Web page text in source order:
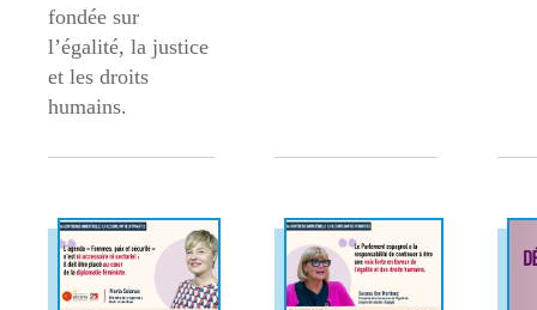
fondée sur
l’égalité, la justice
et les droits
humains.